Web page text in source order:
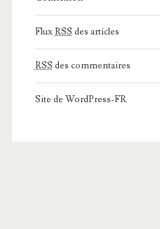
FluxRSS des articles
RSS des commentaires
Site de WordPress-FR